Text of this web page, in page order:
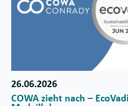
26.06.2026
COWA zieht nach –